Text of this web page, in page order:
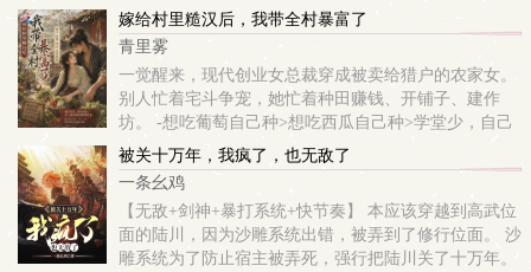
源的时候，因不愿技术被垄断而遭追杀，临终前将关键
的能量源托付给她，叮嘱她务必散播给平民，让所有人
都...
嫁给村里糙汉后，我带全村暴富了
青里雾
一觉醒来，现代创业女总裁穿成被卖给猎户的农家女。
别人忙着宅斗争宠，她忙着种田赚钱、开铺子、建作
坊。 -想吃葡萄自己种>想吃西瓜自己种>学堂少，自己
建。没粮仓，自己挖。 想喝奶茶，自己做。主打一个自
给自足，说干就干。-开局便炸裂三观...
被关十万年，我疯了，也无敌了
一条幺鸡
【无敌+剑神+暴打系统+快节奏】 本应该穿越到高武位
面的陆川，因为沙雕系统出错，被弄到了修行位面。 沙
雕系统为了防止宿主被弄死，强行把陆川关了十万年。